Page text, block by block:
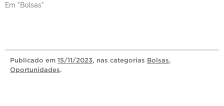
Em "Bolsas"
Publicado em 15/11/2023, nas categorias Bolsas,
Oportunidades.